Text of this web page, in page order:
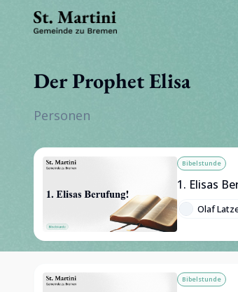
Der Prophet Elisa
Personen
Bibelstunde
1. Elisas
Olaf
Bibelstunde